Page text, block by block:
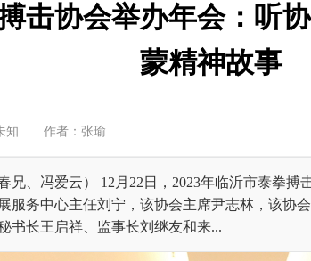
击协会举办年会：听
蒙精神故事
知 作者：张瑜
兄、冯爱云） 12月22日，2023年临沂市泰拳搏
服务中心主任刘宁，该协会主席尹志林，该协
书长王启祥、监事长刘继友和来...